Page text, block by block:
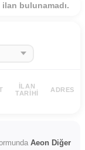
bulunamadı.
İLAN
TARIHI
ADRES
Aeon Diğer